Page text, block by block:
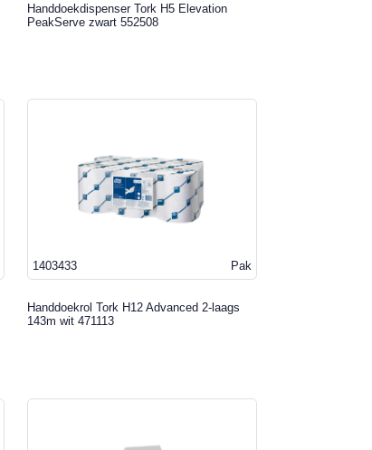
Handdoekdispenser Tork H5 Elevation
PeakServe zwart 552508
Pak
1403433
Handdoekrol Tork H12 Advanced 2-laags
143m wit 471113